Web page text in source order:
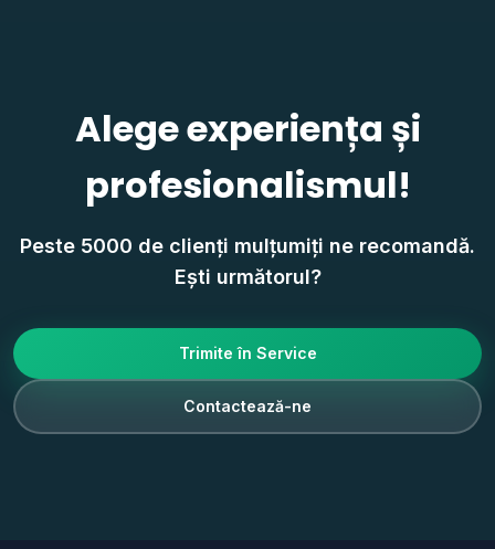
Alege experiența și
profesionalismul!
Peste 5000 de clienți mulțumiți ne recomandă.
Ești următorul?
Trimite în Service
Contactează-ne